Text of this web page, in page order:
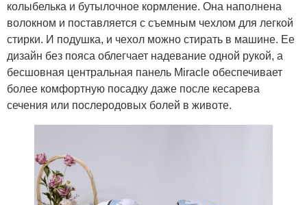
колыбелька и бутылочное кормление. Она наполнена
волокном и поставляется с съемным чехлом для легкой
стирки. И подушка, и чехол можно стирать в машине. Ее
дизайн без пояса облегчает надевание одной рукой, а
бесшовная центральная панель Miracle обеспечивает
более комфортную посадку даже после кесарева
сечения или послеродовых болей в животе.